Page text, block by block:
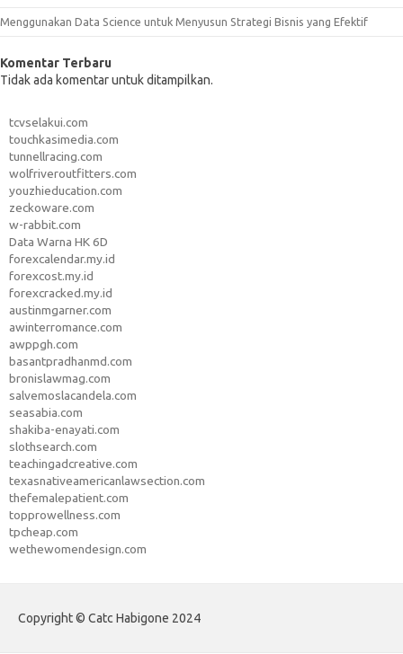
Menggunakan Data Science untuk Menyusun Strategi Bisnis yang Efektif
Komentar Terbaru
Tidak ada komentar untuk ditampilkan.
tcvselakui.com
touchkasimedia.com
tunnellracing.com
wolfriveroutfitters.com
youzhieducation.com
zeckoware.com
w-rabbit.com
Data Warna HK 6D
forexcalendar.my.id
forexcost.my.id
forexcracked.my.id
austinmgarner.com
awinterromance.com
awppgh.com
basantpradhanmd.com
bronislawmag.com
salvemoslacandela.com
seasabia.com
shakiba-enayati.com
slothsearch.com
teachingadcreative.com
texasnativeamericanlawsection.com
thefemalepatient.com
topprowellness.com
tpcheap.com
wethewomendesign.com
Copyright © Catc Habigone 2024